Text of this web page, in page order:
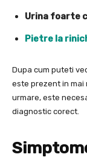
Urina foarte
Pietre la
Dupa cum puteti
este prezent in mai
urmare, este
diagnostic corect.